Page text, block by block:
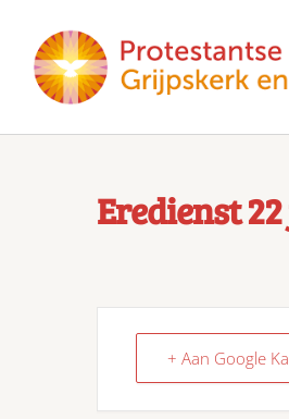
Eredienst
+ Aan Google